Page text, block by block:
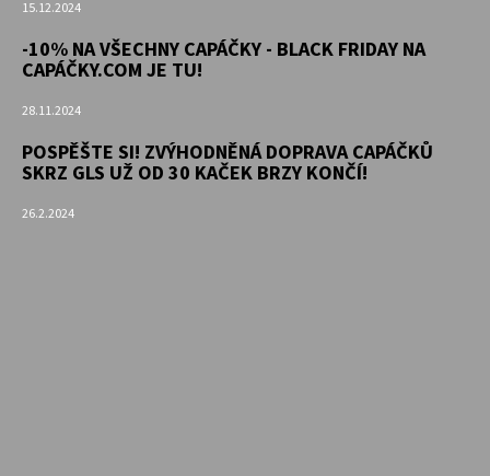
15.12.2024
-10% NA VŠECHNY CAPÁČKY - BLACK FRIDAY NA
CAPÁČKY.COM JE TU!
28.11.2024
POSPĚŠTE SI! ZVÝHODNĚNÁ DOPRAVA CAPÁČKŮ
SKRZ GLS UŽ OD 30 KAČEK BRZY KONČÍ!
26.2.2024